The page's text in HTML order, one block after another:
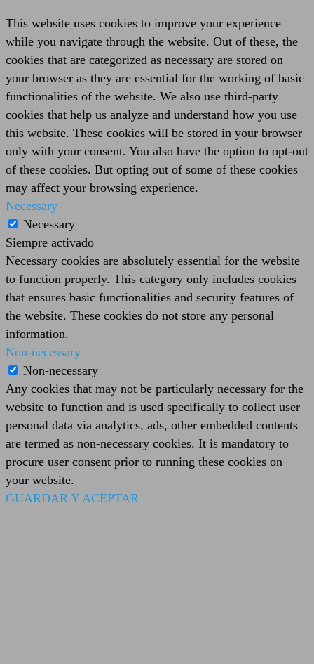
This website uses cookies to improve your experience
while you navigate through the website. Out of these, the
cookies that are categorized as necessary are stored on
your browser as they are essential for the working of basic
functionalities of the website. We also use third-party
cookies that help us analyze and understand how you use
this website. These cookies will be stored in your browser
only with your consent. You also have the option to opt-out
of these cookies. But opting out of some of these cookies
may affect your browsing experience.
Necessary
Necessary
Siempre activado
Necessary cookies are absolutely essential for the website
to function properly. This category only includes cookies
that ensures basic functionalities and security features of
the website. These cookies do not store any personal
information.
Non-necessary
Non-necessary
Any cookies that may not be particularly necessary for the
website to function and is used specifically to collect user
personal data via analytics, ads, other embedded contents
are termed as non-necessary cookies. It is mandatory to
procure user consent prior to running these cookies on
your website.
GUARDAR Y ACEPTAR